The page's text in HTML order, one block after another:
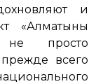
и
«Алматының
просто
всего